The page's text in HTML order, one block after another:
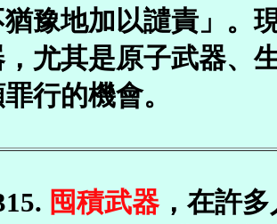
豫地加以譴責」。
尤其是原子武器、
行的機會。
囤積武器，在許